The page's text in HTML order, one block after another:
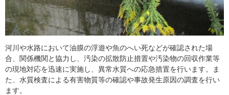
河川や水路において油膜の浮遊や魚のへい死などが確認された場
合、関係機関と協力し、汚染の拡散防止措置や汚染物の回収作業等
の現地対応を迅速に実施し、異常水質への応急措置を行います。ま
た、水質検査による有害物質等の確認や事故発生原因の調査を行い
ます。